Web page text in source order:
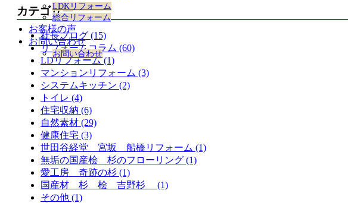
LDKリフォーム
総合リフォーム
お客様の声
お問い合わせ
お問い合わせ
カテゴリー
社長ブログ (15)
リフォームコラム (60)
LDリフォーム (1)
マンションリフォーム (3)
システムキッチン (2)
トイレ (4)
住宅収納 (6)
自然素材 (29)
健康住宅 (3)
世田谷経堂 宮坂 船橋リフォーム (1)
無垢の国産桧 杉のフローリング (1)
愛工房 奇跡の杉 (1)
国産材 杉 桧 吉野杉 (1)
その他 (1)